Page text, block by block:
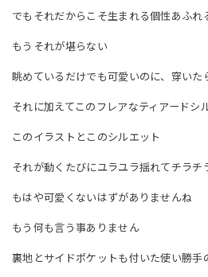
でもそれだからこそ生まれる個性あふれ
もうそれが堪らない
眺めているだけでも可愛いのに、穿いた
それに加えてこのフレアなティアードシ
このイラストとこのシルエット
それが動くたびにユラユラ揺れてチラチ
もはや可愛くないはずがありませんね
もう何も言う事ありません
裏地とサイドポケットも付いた使い勝